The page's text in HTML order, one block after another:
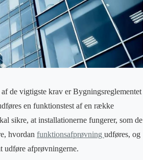
de vigtigste krav er Bygningsreglementet
en funktionstest af en række
sikre, at installationerne fungerer, som de
hvordan funktionsafprøvning udføres, og
udføre afprøvningerne.